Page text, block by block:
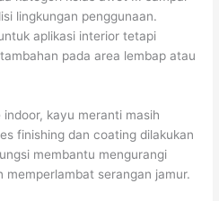
lingkungan penggunaan.
aplikasi interior tetapi
pada area lembap atau
kayu meranti masih
finishing dan coating dilakukan
membantu mengurangi
memperlambat serangan jamur.